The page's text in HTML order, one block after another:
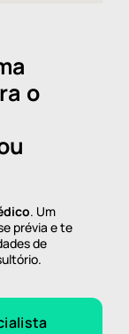
o
. Um
prévia e te
de